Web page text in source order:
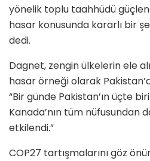
yönelik toplu taahhüdü
hasar konusunda kararlı bir
dedi.
Dagnet, zengin ülkelerin ele
hasar örneği olarak
“Bir günde Pakistan’ın üçte
Kanada’nın tüm nüfusundan
etkilendi.”
COP27 tartışmalarını göz